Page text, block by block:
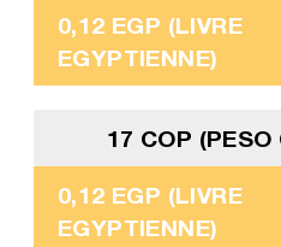
0,12 EGP (LIVRE
EGYPTIENNE)
17 COP
0,12 EGP (LIVRE
EGYPTIENNE)